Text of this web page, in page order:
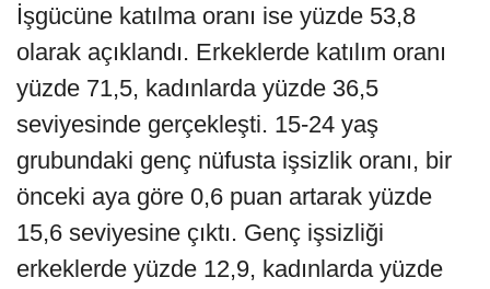
İşgücüne katılma oranı ise yüzde 53,8
olarak açıklandı. Erkeklerde katılım oranı
yüzde 71,5, kadınlarda yüzde 36,5
seviyesinde gerçekleşti. 15-24 yaş
grubundaki genç nüfusta işsizlik oranı, bir
önceki aya göre 0,6 puan artarak yüzde
15,6 seviyesine çıktı. Genç işsizliği
erkeklerde yüzde 12,9, kadınlarda yüzde